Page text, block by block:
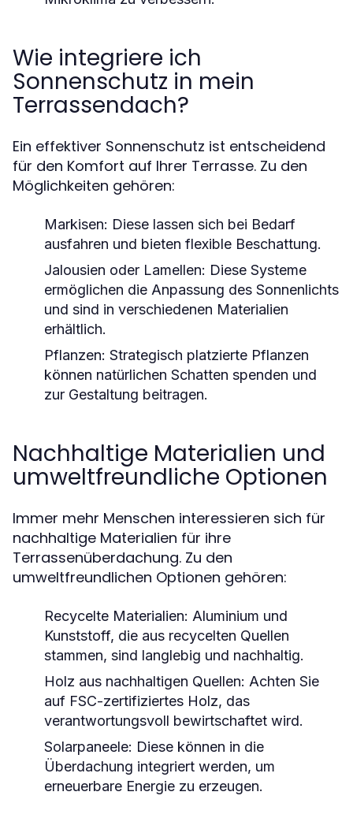
Wie integriere ich
Sonnenschutz in mein
Terrassendach?
Ein effektiver Sonnenschutz ist entscheidend
für den Komfort auf Ihrer Terrasse. Zu den
Möglichkeiten gehören:
Markisen: Diese lassen sich bei Bedarf
ausfahren und bieten flexible Beschattung.
Jalousien oder Lamellen: Diese Systeme
ermöglichen die Anpassung des Sonnenlichts
und sind in verschiedenen Materialien
erhältlich.
Pflanzen: Strategisch platzierte Pflanzen
können natürlichen Schatten spenden und
zur Gestaltung beitragen.
Nachhaltige Materialien und
umweltfreundliche Optionen
Immer mehr Menschen interessieren sich für
nachhaltige Materialien für ihre
Terrassenüberdachung. Zu den
umweltfreundlichen Optionen gehören:
Recycelte Materialien: Aluminium und
Kunststoff, die aus recycelten Quellen
stammen, sind langlebig und nachhaltig.
Holz aus nachhaltigen Quellen: Achten Sie
auf FSC-zertifiziertes Holz, das
verantwortungsvoll bewirtschaftet wird.
Solarpaneele: Diese können in die
Überdachung integriert werden, um
erneuerbare Energie zu erzeugen.